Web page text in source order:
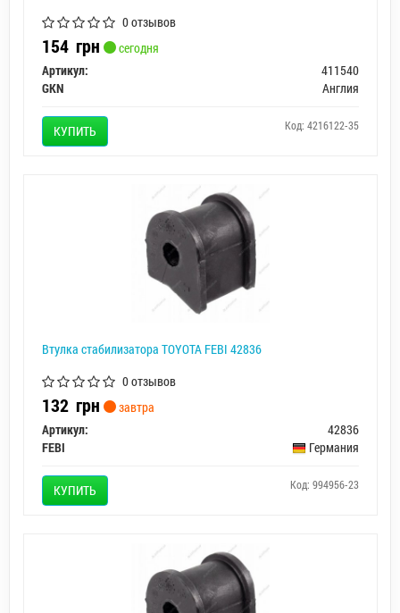
0 отзывов
154 грн
сегодня
Артикул:
411540
GKN
Англия
КУПИТЬ Код: 4216122-35
Втулка стабилизатора TOYOTA FEBI 42836
0 отзывов
132 грн
завтра
Артикул:
42836
FEBI
Германия
КУПИТЬ Код: 994956-23